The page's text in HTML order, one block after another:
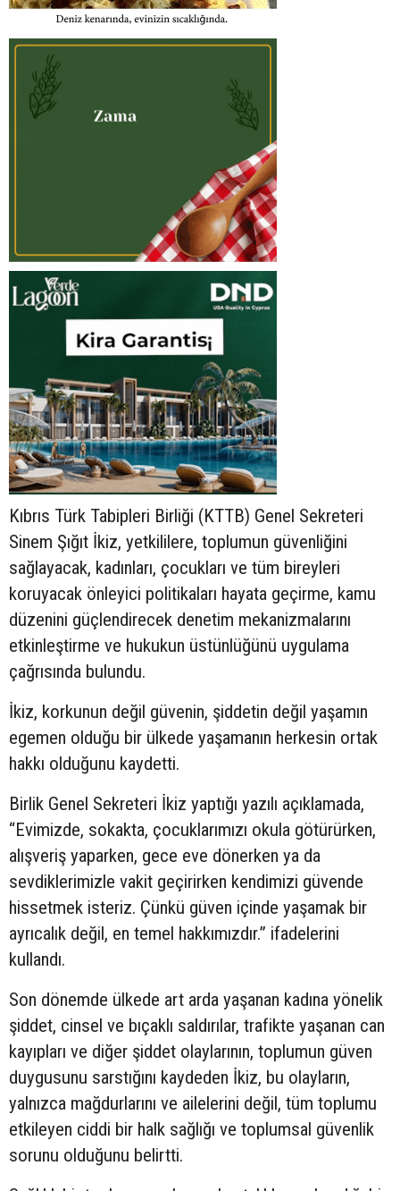
Kıbrıs Türk Tabipleri Birliği (KTTB) Genel Sekreteri
Sinem Şığıt İkiz, yetkililere, toplumun güvenliğini
sağlayacak, kadınları, çocukları ve tüm bireyleri
koruyacak önleyici politikaları hayata geçirme, kamu
düzenini güçlendirecek denetim mekanizmalarını
etkinleştirme ve hukukun üstünlüğünü uygulama
çağrısında bulundu.
İkiz, korkunun değil güvenin, şiddetin değil yaşamın
egemen olduğu bir ülkede yaşamanın herkesin ortak
hakkı olduğunu kaydetti.
Birlik Genel Sekreteri İkiz yaptığı yazılı açıklamada,
“Evimizde, sokakta, çocuklarımızı okula götürürken,
alışveriş yaparken, gece eve dönerken ya da
sevdiklerimizle vakit geçirirken kendimizi güvende
hissetmek isteriz. Çünkü güven içinde yaşamak bir
ayrıcalık değil, en temel hakkımızdır.” ifadelerini
kullandı.
Son dönemde ülkede art arda yaşanan kadına yönelik
şiddet, cinsel ve bıçaklı saldırılar, trafikte yaşanan can
kayıpları ve diğer şiddet olaylarının, toplumun güven
duygusunu sarstığını kaydeden İkiz, bu olayların,
yalnızca mağdurlarını ve ailelerini değil, tüm toplumu
etkileyen ciddi bir halk sağlığı ve toplumsal güvenlik
sorunu olduğunu belirtti.